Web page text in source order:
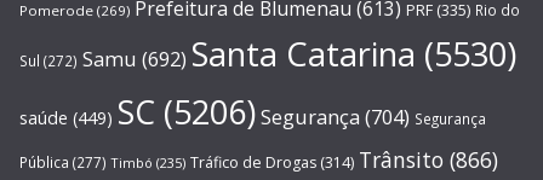
Pomerode (269) Prefeitura de Blumenau (613) PRF (335) Rio do
Sul (272) Samu (692) Santa Catarina (5530)
saúde (449) SC (5206)Segurança (704) Segurança
Pública (277) Timbó (235) Tráfico de Drogas (314) Trânsito (866)